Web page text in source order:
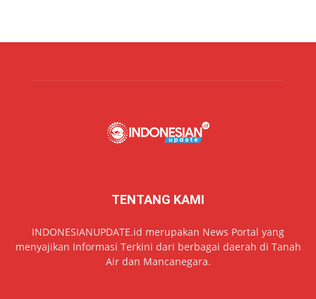
TENTANG KAMI
INDONESIANUPDATE.id merupakan News Portal yang
menyajikan Informasi Terkini dari berbagai daerah di Tanah
Air dan Mancanegara.